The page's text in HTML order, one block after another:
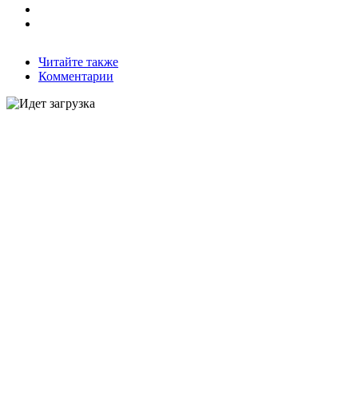
Читайте также
Комментарии